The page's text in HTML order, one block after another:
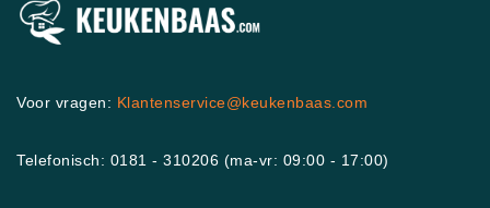
Voor vragen: Klantenservice@keukenbaas.com
Telefonisch: 0181 - 310206 (ma-vr: 09:00 - 17:00)